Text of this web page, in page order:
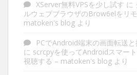
XServer無料VPSを少し試す に
ルウェブブラウザのBrow6elをリ
matoken's blog より
PCでAndroid端末の画面転送
に scrcpyを使ってAndroidスマー
視聴する – matoken's blog より